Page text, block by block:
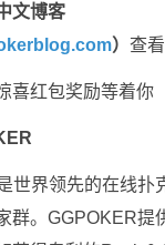
文博客
）查
喜红包奖励等着你
世界领先的在线扑
群。GGPOKER提